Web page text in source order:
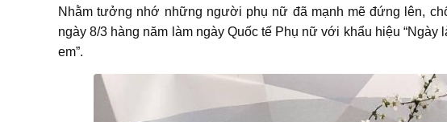
Nhằm tưởng nhớ những người phụ nữ đã mạnh mẽ đứng lên,
ngày 8/3 hàng năm làm ngày Quốc tế Phụ nữ với khẩu hiệu
em”.